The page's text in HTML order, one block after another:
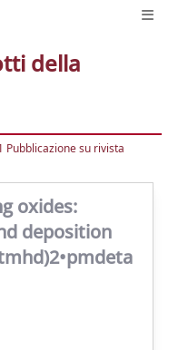
della
Pubblicazione su rivista
oxides:
deposition